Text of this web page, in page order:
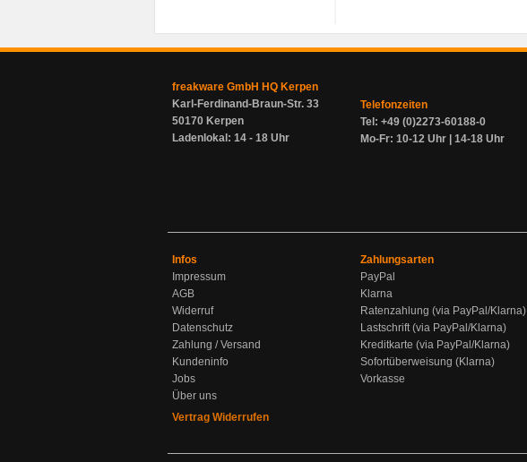
freakware GmbH HQ Kerpen
Karl-Ferdinand-Braun-Str. 33
50170 Kerpen
Ladenlokal: 14 - 18 Uhr
Telefonzeiten
Tel: +49 (0)2273-60188-0
Mo-Fr: 10-12 Uhr | 14-18 Uhr
Infos
Impressum
AGB
Widerruf
Datenschutz
Zahlung / Versand
Kundeninfo
Jobs
Über uns
Vertrag Widerrufen
Zahlungsarten
PayPal
Klarna
Ratenzahlung (via PayPal/Klarna)
Lastschrift (via PayPal/Klarna)
Kreditkarte (via PayPal/Klarna)
Sofortüberweisung (Klarna)
Vorkasse